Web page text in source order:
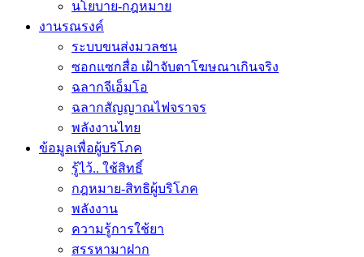
นโยบาย-กฎหมาย
งานรณรงค์
ระบบขนส่งมวลชน
ซอกแซกสื่อ เฝ้าจับตาโฆษณาเกินจริง
ฉลากจีเอ็มโอ
ฉลากสัญญาณไฟจราจร
พลังงานไทย
ข้อมูลเพื่อผู้บริโภค
รู้ไว้.. ใช้สิทธิ์
กฎหมาย-สิทธิผู้บริโภค
พลังงาน
ความรู้การใช้ยา
สรรหามาฝาก